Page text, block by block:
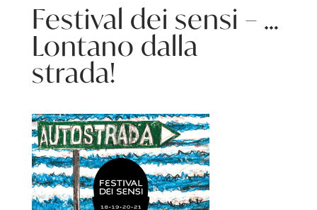
Festival dei sensi – …
Lontano dalla
strada!